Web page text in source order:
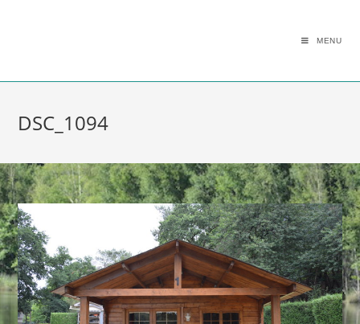
MENU
DSC_1094